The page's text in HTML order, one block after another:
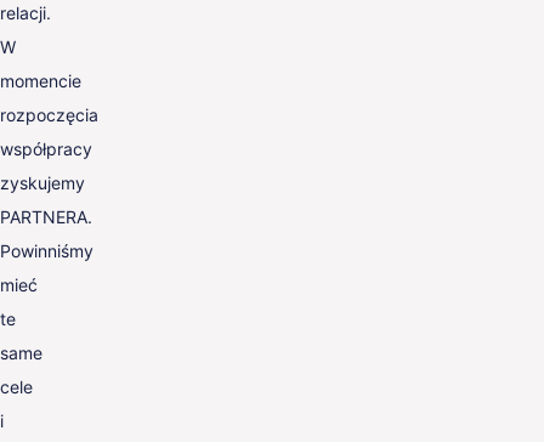
relacji.
W
momencie
rozpoczęcia
współpracy
zyskujemy
PARTNERA.
Powinniśmy
mieć
te
same
cele
i